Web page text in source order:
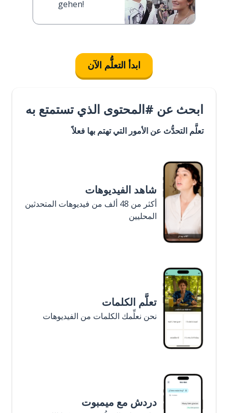
gehen!
ابدأ التعلُّم الآن
ابحث عن #المحتوى الذي تستمتع به
تعلَّم التحدُّث عن الأمور التي تهتم بها فعلاً
شاهد الفيديوهات
أكثر من 48 ألف من فيديوهات المتحدثين
المحليين
تعلَّم الكلمات
نحن نعلِّمك الكلمات من الفيديوهات
دردش مع ميمبوت